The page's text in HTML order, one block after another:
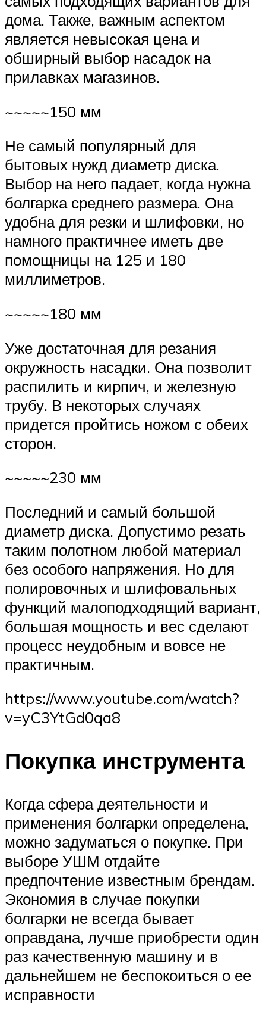
дома. Также, важным аспектом
является невысокая цена и
обширный выбор насадок на
прилавках магазинов.
~~~~~150 мм
Не самый популярный для
бытовых нужд диаметр диска.
Выбор на него падает, когда нужна
болгарка среднего размера. Она
удобна для резки и шлифовки, но
намного практичнее иметь две
помощницы на 125 и 180
миллиметров.
~~~~~180 мм
Уже достаточная для резания
окружность насадки. Она позволит
распилить и кирпич, и железную
трубу. В некоторых случаях
придется пройтись ножом с обеих
сторон.
~~~~~230 мм
Последний и самый большой
диаметр диска. Допустимо резать
таким полотном любой материал
без особого напряжения. Но для
полировочных и шлифовальных
функций малоподходящий вариант,
большая мощность и вес сделают
процесс неудобным и вовсе не
практичным.
https://www.youtube.com/watch?
v=yC3YtGd0qa8
Покупка инструмента
Когда сфера деятельности и
применения болгарки определена,
можно задуматься о покупке. При
выборе УШМ отдайте
предпочтение известным брендам.
Экономия в случае покупки
болгарки не всегда бывает
оправдана, лучше приобрести один
раз качественную машину и в
дальнейшем не беспокоиться о ее
исправности